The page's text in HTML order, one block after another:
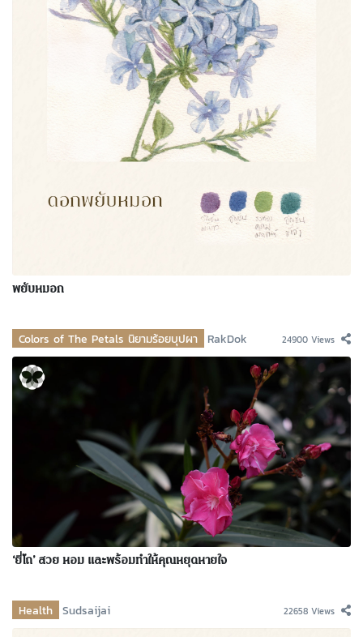
พยับหมอก
Colors of The Petals นิยามร้อยบุปผา RakDok 24900 Views
‘ยี่โถ’ สวย หอม และพร้อมทำให้คุณหยุดหายใจ
Health Sudsaijai 22658 Views